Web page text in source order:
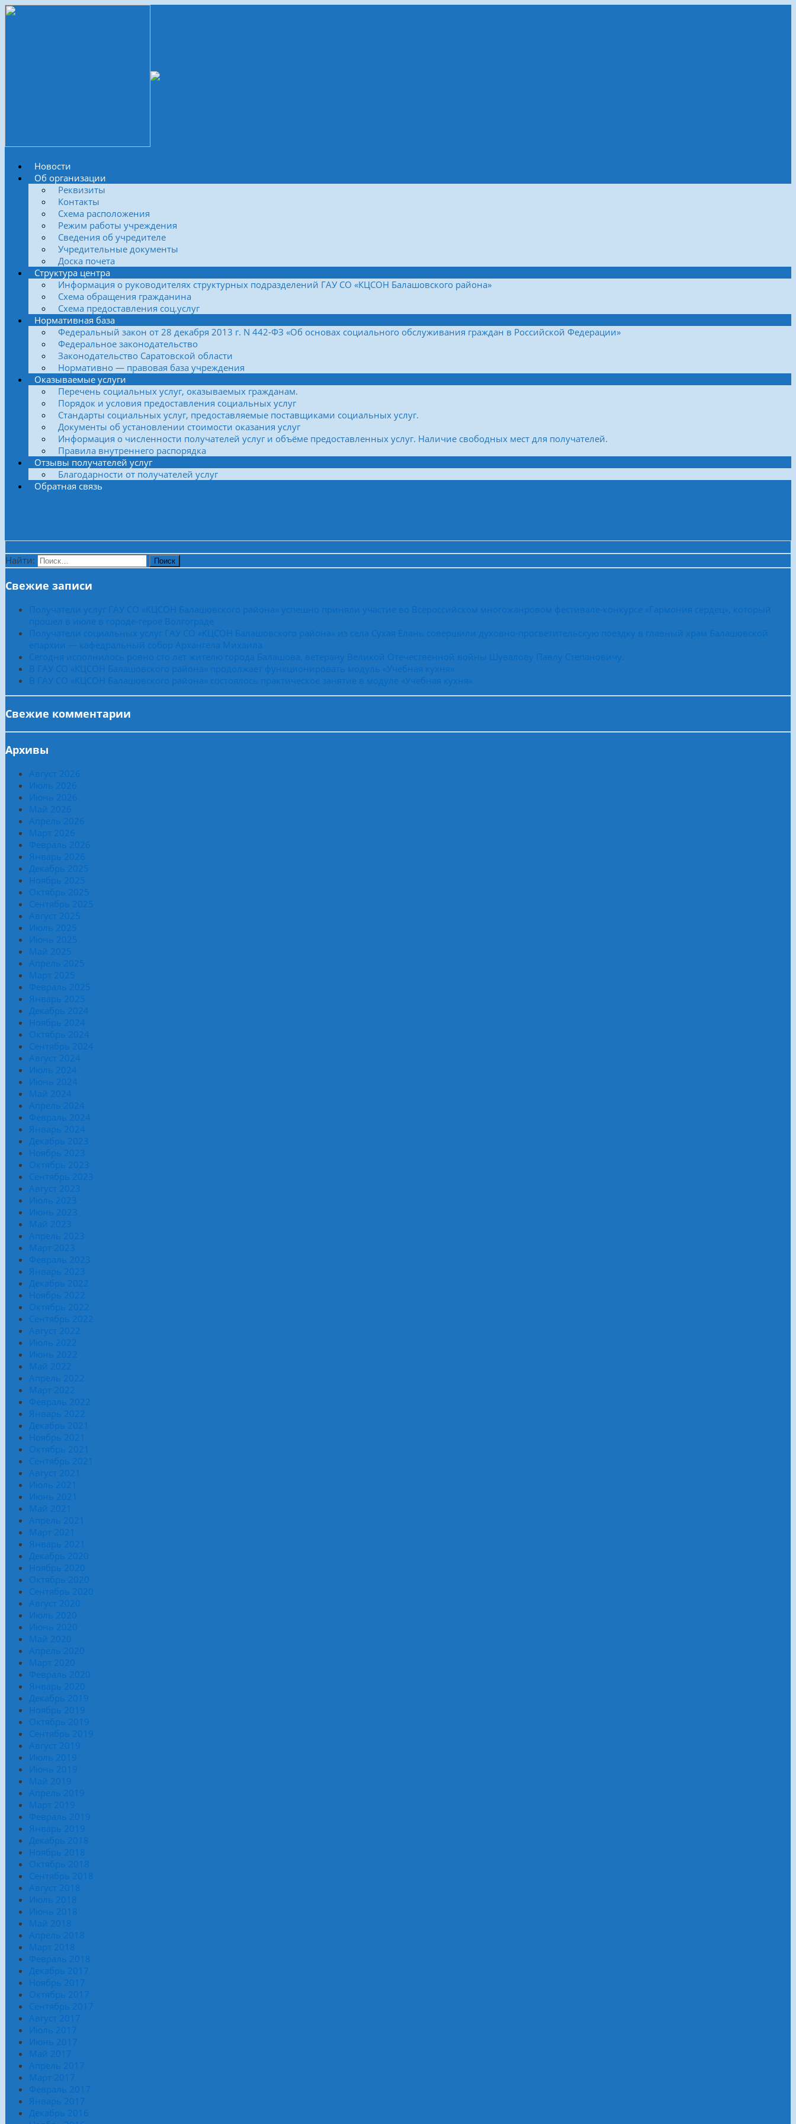
Новости
Об организации
Реквизиты
Контакты
Схема расположения
Режим работы учреждения
Сведения об учредителе
Учредительные документы
Доска почета
Структура центра
Информация о руководителях структурных подразделений ГАУ СО «КЦСОН Балашовского района»
Схема обращения гражданина
Схема предоставления соц.услуг
Нормативная база
Федеральный закон от 28 декабря 2013 г. N 442-ФЗ «Об основах социального обслуживания граждан в Российской Федерации»
Федеральное законодательство
Законодательство Саратовской области
Нормативно — правовая база учреждения
Оказываемые услуги
Перечень социальных услуг, оказываемых гражданам.
Порядок и условия предоставления социальных услуг
Стандарты социальных услуг, предоставляемые поставщиками социальных услуг.
Документы об установлении стоимости оказания услуг
Информация о численности получателей услуг и объёме предоставленных услуг. Наличие свободных мест для получателей.
Правила внутреннего распорядка
Отзывы получателей услуг
Благодарности от получателей услуг
Обратная связь
Найти:
Свежие записи
Получатели услуг ГАУ СО «КЦСОН Балашовского района» успешно приняли участие во Всероссийском многожанровом фестивале-конкурсе «Гармония сердец», который
прошел в июле в городе-герое Волгограде
Получатели социальных услуг ГАУ СО «КЦСОН Балашовского района» из села Сухая Елань совершили духовно-просветительскую поездку в главный храм Балашовской
епархии — кафедральный собор Архангела Михаила
Сегодня исполнилось ровно сто лет жителю города Балашова, ветерану Великой Отечественной войны Шувалову Павлу Степановичу.
В ГАУ СО «КЦСОН Балашовского района» продолжает функционировать модуль «Учебная кухня»
В ГАУ СО «КЦСОН Балашовского района» состоялось практическое занятие в модуле «Учебная кухня»
Свежие комментарии
Архивы
Август 2026
Июль 2026
Июнь 2026
Май 2026
Апрель 2026
Март 2026
Февраль 2026
Январь 2026
Декабрь 2025
Ноябрь 2025
Октябрь 2025
Сентябрь 2025
Август 2025
Июль 2025
Июнь 2025
Май 2025
Апрель 2025
Март 2025
Февраль 2025
Январь 2025
Декабрь 2024
Ноябрь 2024
Октябрь 2024
Сентябрь 2024
Август 2024
Июль 2024
Июнь 2024
Май 2024
Апрель 2024
Февраль 2024
Январь 2024
Декабрь 2023
Ноябрь 2023
Октябрь 2023
Сентябрь 2023
Август 2023
Июль 2023
Июнь 2023
Май 2023
Апрель 2023
Март 2023
Февраль 2023
Январь 2023
Декабрь 2022
Ноябрь 2022
Октябрь 2022
Сентябрь 2022
Август 2022
Июль 2022
Июнь 2022
Май 2022
Апрель 2022
Март 2022
Февраль 2022
Январь 2022
Декабрь 2021
Ноябрь 2021
Октябрь 2021
Сентябрь 2021
Август 2021
Июль 2021
Июнь 2021
Май 2021
Апрель 2021
Март 2021
Январь 2021
Декабрь 2020
Ноябрь 2020
Октябрь 2020
Сентябрь 2020
Август 2020
Июль 2020
Июнь 2020
Май 2020
Апрель 2020
Март 2020
Февраль 2020
Январь 2020
Декабрь 2019
Ноябрь 2019
Октябрь 2019
Сентябрь 2019
Август 2019
Июль 2019
Июнь 2019
Май 2019
Апрель 2019
Март 2019
Февраль 2019
Январь 2019
Декабрь 2018
Ноябрь 2018
Октябрь 2018
Сентябрь 2018
Август 2018
Июль 2018
Июнь 2018
Май 2018
Апрель 2018
Март 2018
Февраль 2018
Декабрь 2017
Ноябрь 2017
Октябрь 2017
Сентябрь 2017
Август 2017
Июль 2017
Июнь 2017
Май 2017
Апрель 2017
Март 2017
Февраль 2017
Январь 2017
Декабрь 2016